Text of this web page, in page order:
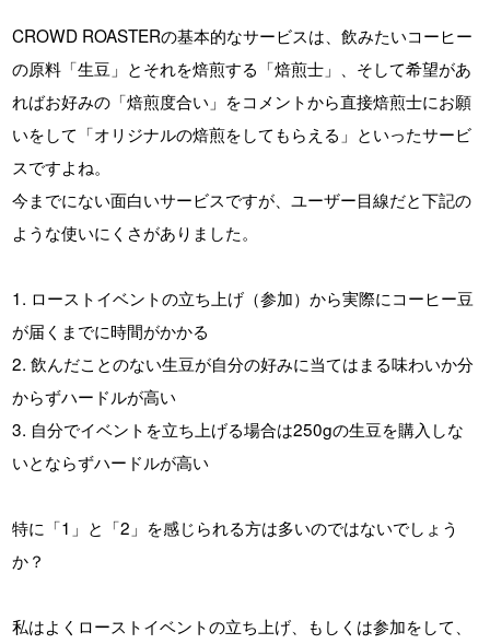
CROWD ROASTERの基本的なサービスは、飲みたいコーヒー
の原料「生豆」とそれを焙煎する「焙煎士」、そして希望があ
ればお好みの「焙煎度合い」をコメントから直接焙煎士にお願
いをして「オリジナルの焙煎をしてもらえる」といったサービ
スですよね。
今までにない面白いサービスですが、ユーザー目線だと下記の
ような使いにくさがありました。
1. ローストイベントの立ち上げ（参加）から実際にコーヒー豆
が届くまでに時間がかかる
2. 飲んだことのない生豆が自分の好みに当てはまる味わいか分
からずハードルが高い
3. 自分でイベントを立ち上げる場合は250gの生豆を購入しな
いとならずハードルが高い
特に「1」と「2」を感じられる方は多いのではないでしょう
か？
私はよくローストイベントの立ち上げ、もしくは参加をして、